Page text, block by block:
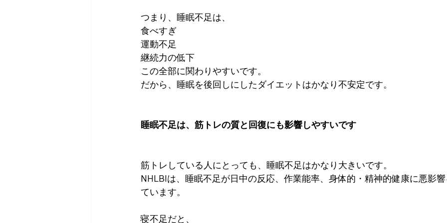
つまり、睡眠不足は、
食べすぎ
運動不足
継続力の低下
この全部に関わりやすいです。
だから、睡眠を後回しにしたダイエットはかなり不安定です。
睡眠不足は、筋トレの質と回復にも影響しやすいです
筋トレしている人にとっても、睡眠不足はかなり大きいです。
NHLBIは、睡眠不足が日中の反応、作業能率、身体的・精神的健康に悪影
ています。
寝不足だと、